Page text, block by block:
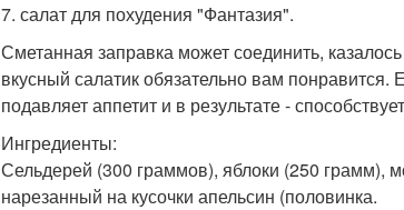
7. салат для похудения "Фантазия".
Сметанная заправка может соединить,
вкусный салатик обязательно вам
подавляет аппетит и в результате -
Ингредиенты:
Сельдерей (300 граммов), яблоки (250 грамм),
нарезанный на кусочки апельсин (половинка.